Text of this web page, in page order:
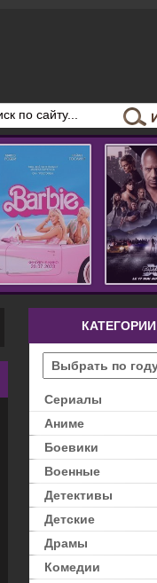
КАТЕГОРИИ
Сериалы
Аниме
Боевики
Военные
Детективы
Детские
Драмы
Комедии